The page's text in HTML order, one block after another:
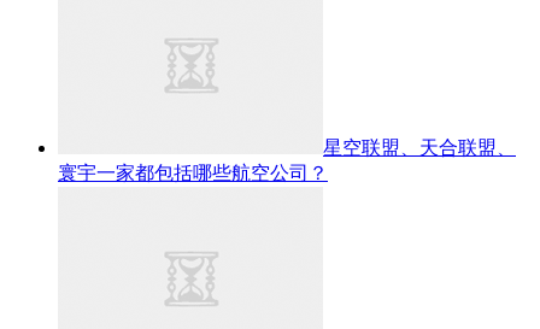
星空联盟、天合联盟、
寰宇一家都包括哪些航空公司？